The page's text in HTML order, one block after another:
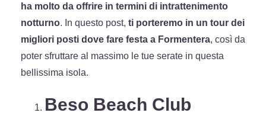
ha molto da offrire in termini di intrattenimento
notturno. In questo post, ti porteremo in un tour dei
migliori posti dove fare festa a Formentera, così da
poter sfruttare al massimo le tue serate in questa
bellissima isola.
Beso Beach Club